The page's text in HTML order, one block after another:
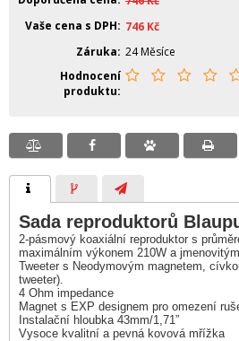
Vaše cena s DPH
746 Kč
Záruka 24 Měsíce
Hodnocení
produktu
Sada reproduktorů
2-pásmový koaxiální reproduktor s
maximálním výkonem 210W a
Tweeter s Neodymovým magnetem,
tweeter).
4 Ohm impedance
Magnet s EXP designem pro omezení
Instalační hloubka 43mm/1,71”
Vysoce kvalitní a pevná kovová mřížka